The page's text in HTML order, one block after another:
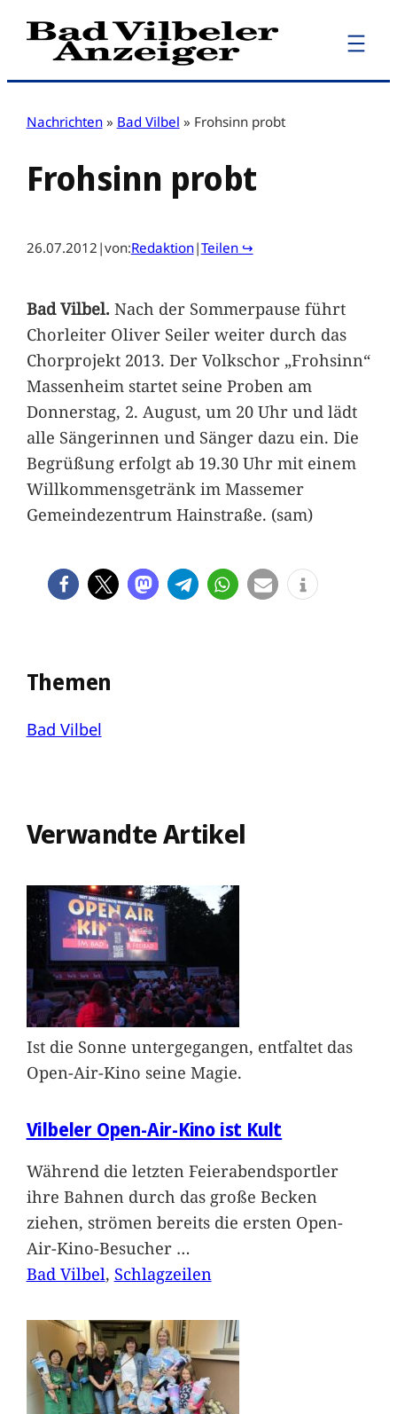
Zum
Inhalt
Nachrichten » Bad Vilbel » Frohsinn probt
Frohsinn probt
26.07.2012 |von:Redaktion|Teilen ↪
Bad Vilbel.Nach der Sommerpause führt
Chorleiter Oliver Seiler weiter durch das
Chorprojekt 2013. Der Volkschor „Frohsinn“
Massenheim startet seine Proben am
Donnerstag, 2. August, um 20 Uhr und lädt
alle Sängerinnen und Sänger dazu ein. Die
Begrüßung erfolgt ab 19.30 Uhr mit einem
Willkommensgetränk im Massemer
Gemeindezentrum Hainstraße. (sam)
Themen
Bad Vilbel
Verwandte Artikel
Ist die Sonne untergegangen, entfaltet das
Open-Air-Kino seine Magie.
Vilbeler Open-Air-Kino ist Kult
Während die letzten Feierabendsportler
ihre Bahnen durch das große Becken
ziehen, strömen bereits die ersten Open-
Air-Kino-Besucher …
Bad Vilbel, Schlagzeilen